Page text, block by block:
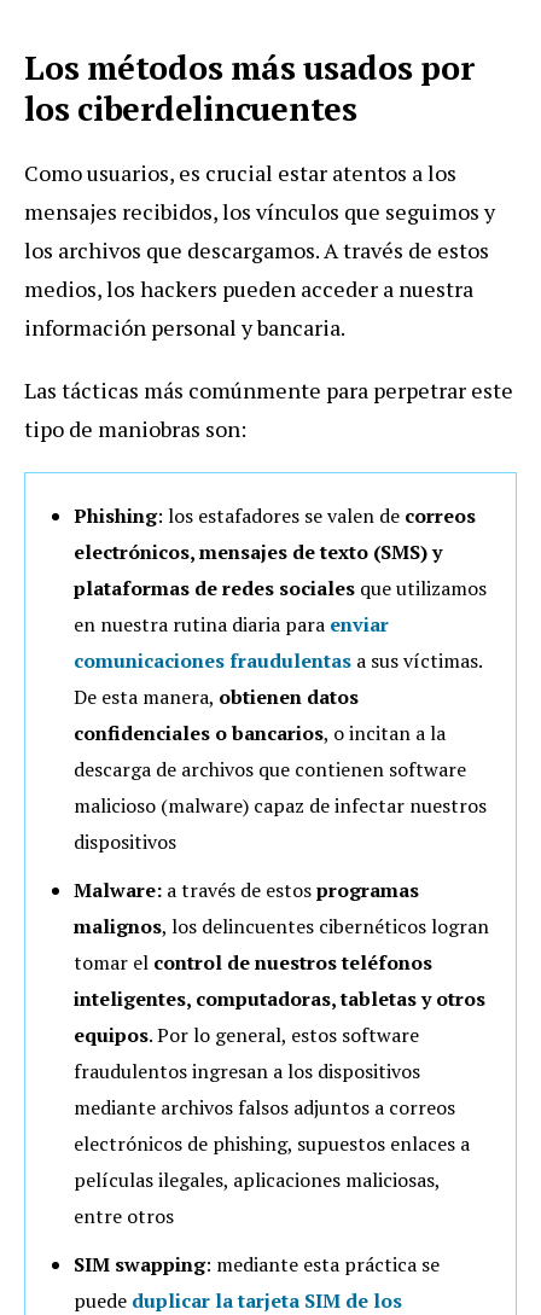
Los métodos más usados por
los ciberdelincuentes
Como usuarios, es crucial estar atentos a los
mensajes recibidos, los vínculos que seguimos y
los archivos que descargamos. A través de estos
medios, los hackers pueden acceder a nuestra
información personal y bancaria.
Las tácticas más comúnmente para perpetrar este
tipo de maniobras son:
Phishing: los estafadores se valen de correos
electrónicos, mensajes de texto (SMS) y
plataformas de redes sociales que utilizamos
en nuestra rutina diaria para enviar
comunicaciones fraudulentas a sus víctimas.
De esta manera, obtienen datos
confidenciales o bancarios, o incitan a la
descarga de archivos que contienen software
malicioso (malware) capaz de infectar nuestros
dispositivos
Malware: a través de estosprogramas
malignos, los delincuentes cibernéticos logran
tomar el control de nuestros teléfonos
inteligentes, computadoras, tabletas y otros
equipos. Por lo general, estos software
fraudulentos ingresan a los dispositivos
mediante archivos falsos adjuntos a correos
electrónicos de phishing, supuestos enlaces a
películas ilegales, aplicaciones maliciosas,
entre otros
SIM swapping: mediante esta práctica se
puede duplicar la tarjeta SIM de los